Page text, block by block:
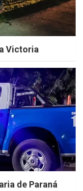
Victoria
de Paraná